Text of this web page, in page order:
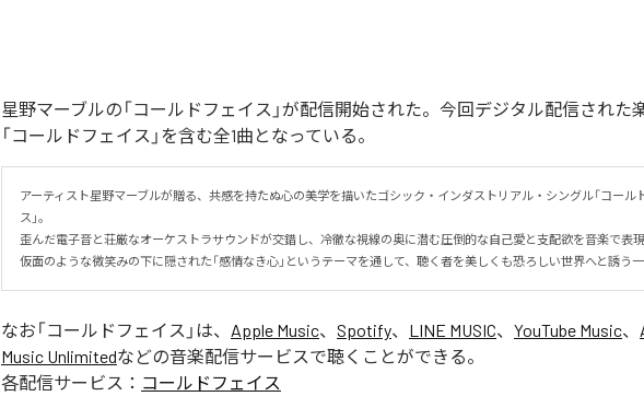
星野マーブルの「コールドフェイス」が配信開始された。今回デジタル配信された
「コールドフェイス」を含む全1曲となっている。
アーティスト星野マーブルが贈る、共感を持たぬ心の美学を描いたゴシック・インダストリアル・シングル「コール
ス」。
歪んだ電子音と荘厳なオーケストラサウンドが交錯し、冷徹な視線の奥に潜む圧倒的な自己愛と支配欲を音楽で表現
仮面のような微笑みの下に隠された「感情なき心」というテーマを通して、聴く者を美しくも恐ろしい世界へと誘う一
なお「コールドフェイス 」は、 Apple Music、 Spotify、 LINE MUSIC、 YouTube Music、
Music Unlimitedなどの音楽配信サービスで聴くことができる。
各配信サービス： コールドフェイス